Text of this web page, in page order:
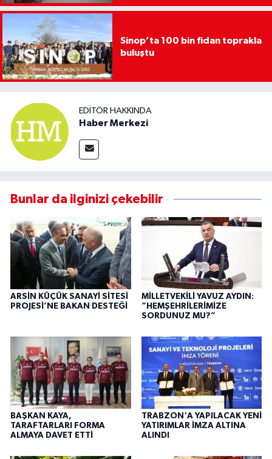
Sinop’ta 100 bin fidan toprakla
buluştu
EDITÖR HAKKINDA
Haber Merkezi
Bunlar da ilginizi çekebilir
ARSİN KÜÇÜK SANAYİ SİTESİ
PROJESİ’NE BAKAN DESTEĞİ
MİLLETVEKİLİ YAVUZ AYDIN:
“HEMŞEHRİLERİMİZE
SORDUNUZ MU?”
BAŞKAN KAYA,
TARAFTARLARI FORMA
ALMAYA DAVET ETTİ
TRABZON'A YAPILACAK YENİ
YATIRIMLAR İMZA ALTINA
ALINDI